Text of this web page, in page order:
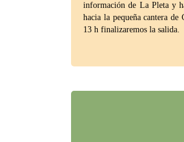
información de La Pleta y
hacia la pequeña cantera
13 h finalizaremos la salida.